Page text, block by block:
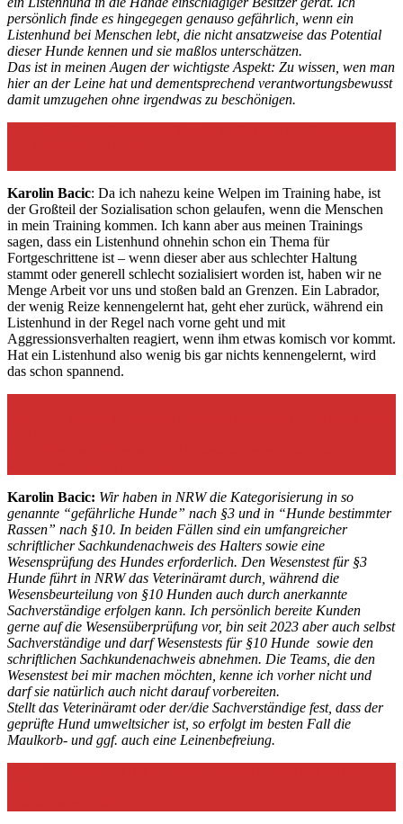
persönlich finde es hingegegen genauso gefährlich, wenn ein
Listenhund bei Menschen lebt, die nicht ansatzweise das Potential
dieser Hunde kennen und sie maßlos unterschätzen.
Das ist in meinen Augen der wichtigste Aspekt: Zu wissen, wen man
hier an der Leine hat und dementsprechend verantwortungsbewusst
damit umzugehen ohne irgendwas zu beschönigen.
Karolin Bacic: Da ich nahezu keine Welpen im Training habe, ist
der Großteil der Sozialisation schon gelaufen, wenn die Menschen
in mein Training kommen. Ich kann aber aus meinen Trainings
sagen, dass ein Listenhund ohnehin schon ein Thema für
Fortgeschrittene ist – wenn dieser aber aus schlechter Haltung
stammt oder generell schlecht sozialisiert worden ist, haben wir ne
Menge Arbeit vor uns und stoßen bald an Grenzen. Ein Labrador,
der wenig Reize kennengelernt hat, geht eher zurück, während ein
Listenhund in der Regel nach vorne geht und mit
Aggressionsverhalten reagiert, wenn ihm etwas komisch vor kommt.
Hat ein Listenhund also wenig bis gar nichts kennengelernt, wird
das schon spannend.
Karolin Bacic: Wir haben in NRW die Kategorisierung in so
genannte “gefährliche Hunde” nach §3 und in “Hunde bestimmter
Rassen” nach §10. In beiden Fällen sind ein umfangreicher
schriftlicher Sachkundenachweis des Halters sowie eine
Wesensprüfung des Hundes erforderlich. Den Wesenstest für §3
Hunde führt in NRW das Veterinäramt durch, während die
Wesensbeurteilung von §10 Hunden auch durch anerkannte
Sachverständige erfolgen kann. Ich persönlich bereite Kunden
gerne auf die Wesensüberprüfung vor, bin seit 2023 aber auch selbst
Sachverständige und darf Wesenstests für §10 Hunde sowie den
schriftlichen Sachkundenachweis abnehmen. Die Teams, die den
Wesenstest bei mir machen möchten, kenne ich vorher nicht und
darf sie natürlich auch nicht darauf vorbereiten.
Stellt das Veterinäramt oder der/die Sachverständige fest, dass der
geprüfte Hund umweltsicher ist, so erfolgt im besten Fall die
Maulkorb- und ggf. auch eine Leinenbefreiung.